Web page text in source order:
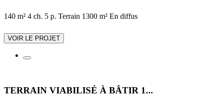
140 m² 4 ch. 5 p. Terrain 1300 m² En diffus
VOIR LE PROJET
TERRAIN VIABILISÉ À BÂTIR 1...